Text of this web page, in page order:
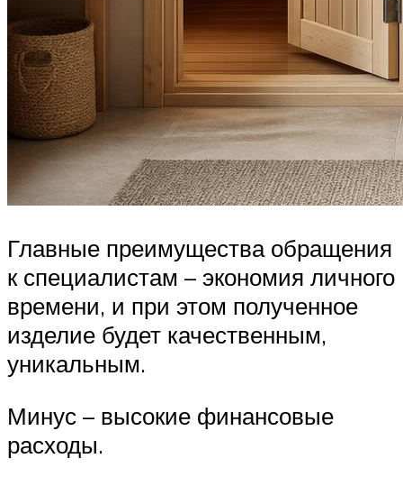
Главные преимущества обращения
к специалистам – экономия личного
времени, и при этом полученное
изделие будет качественным,
уникальным.
Минус – высокие финансовые
расходы.